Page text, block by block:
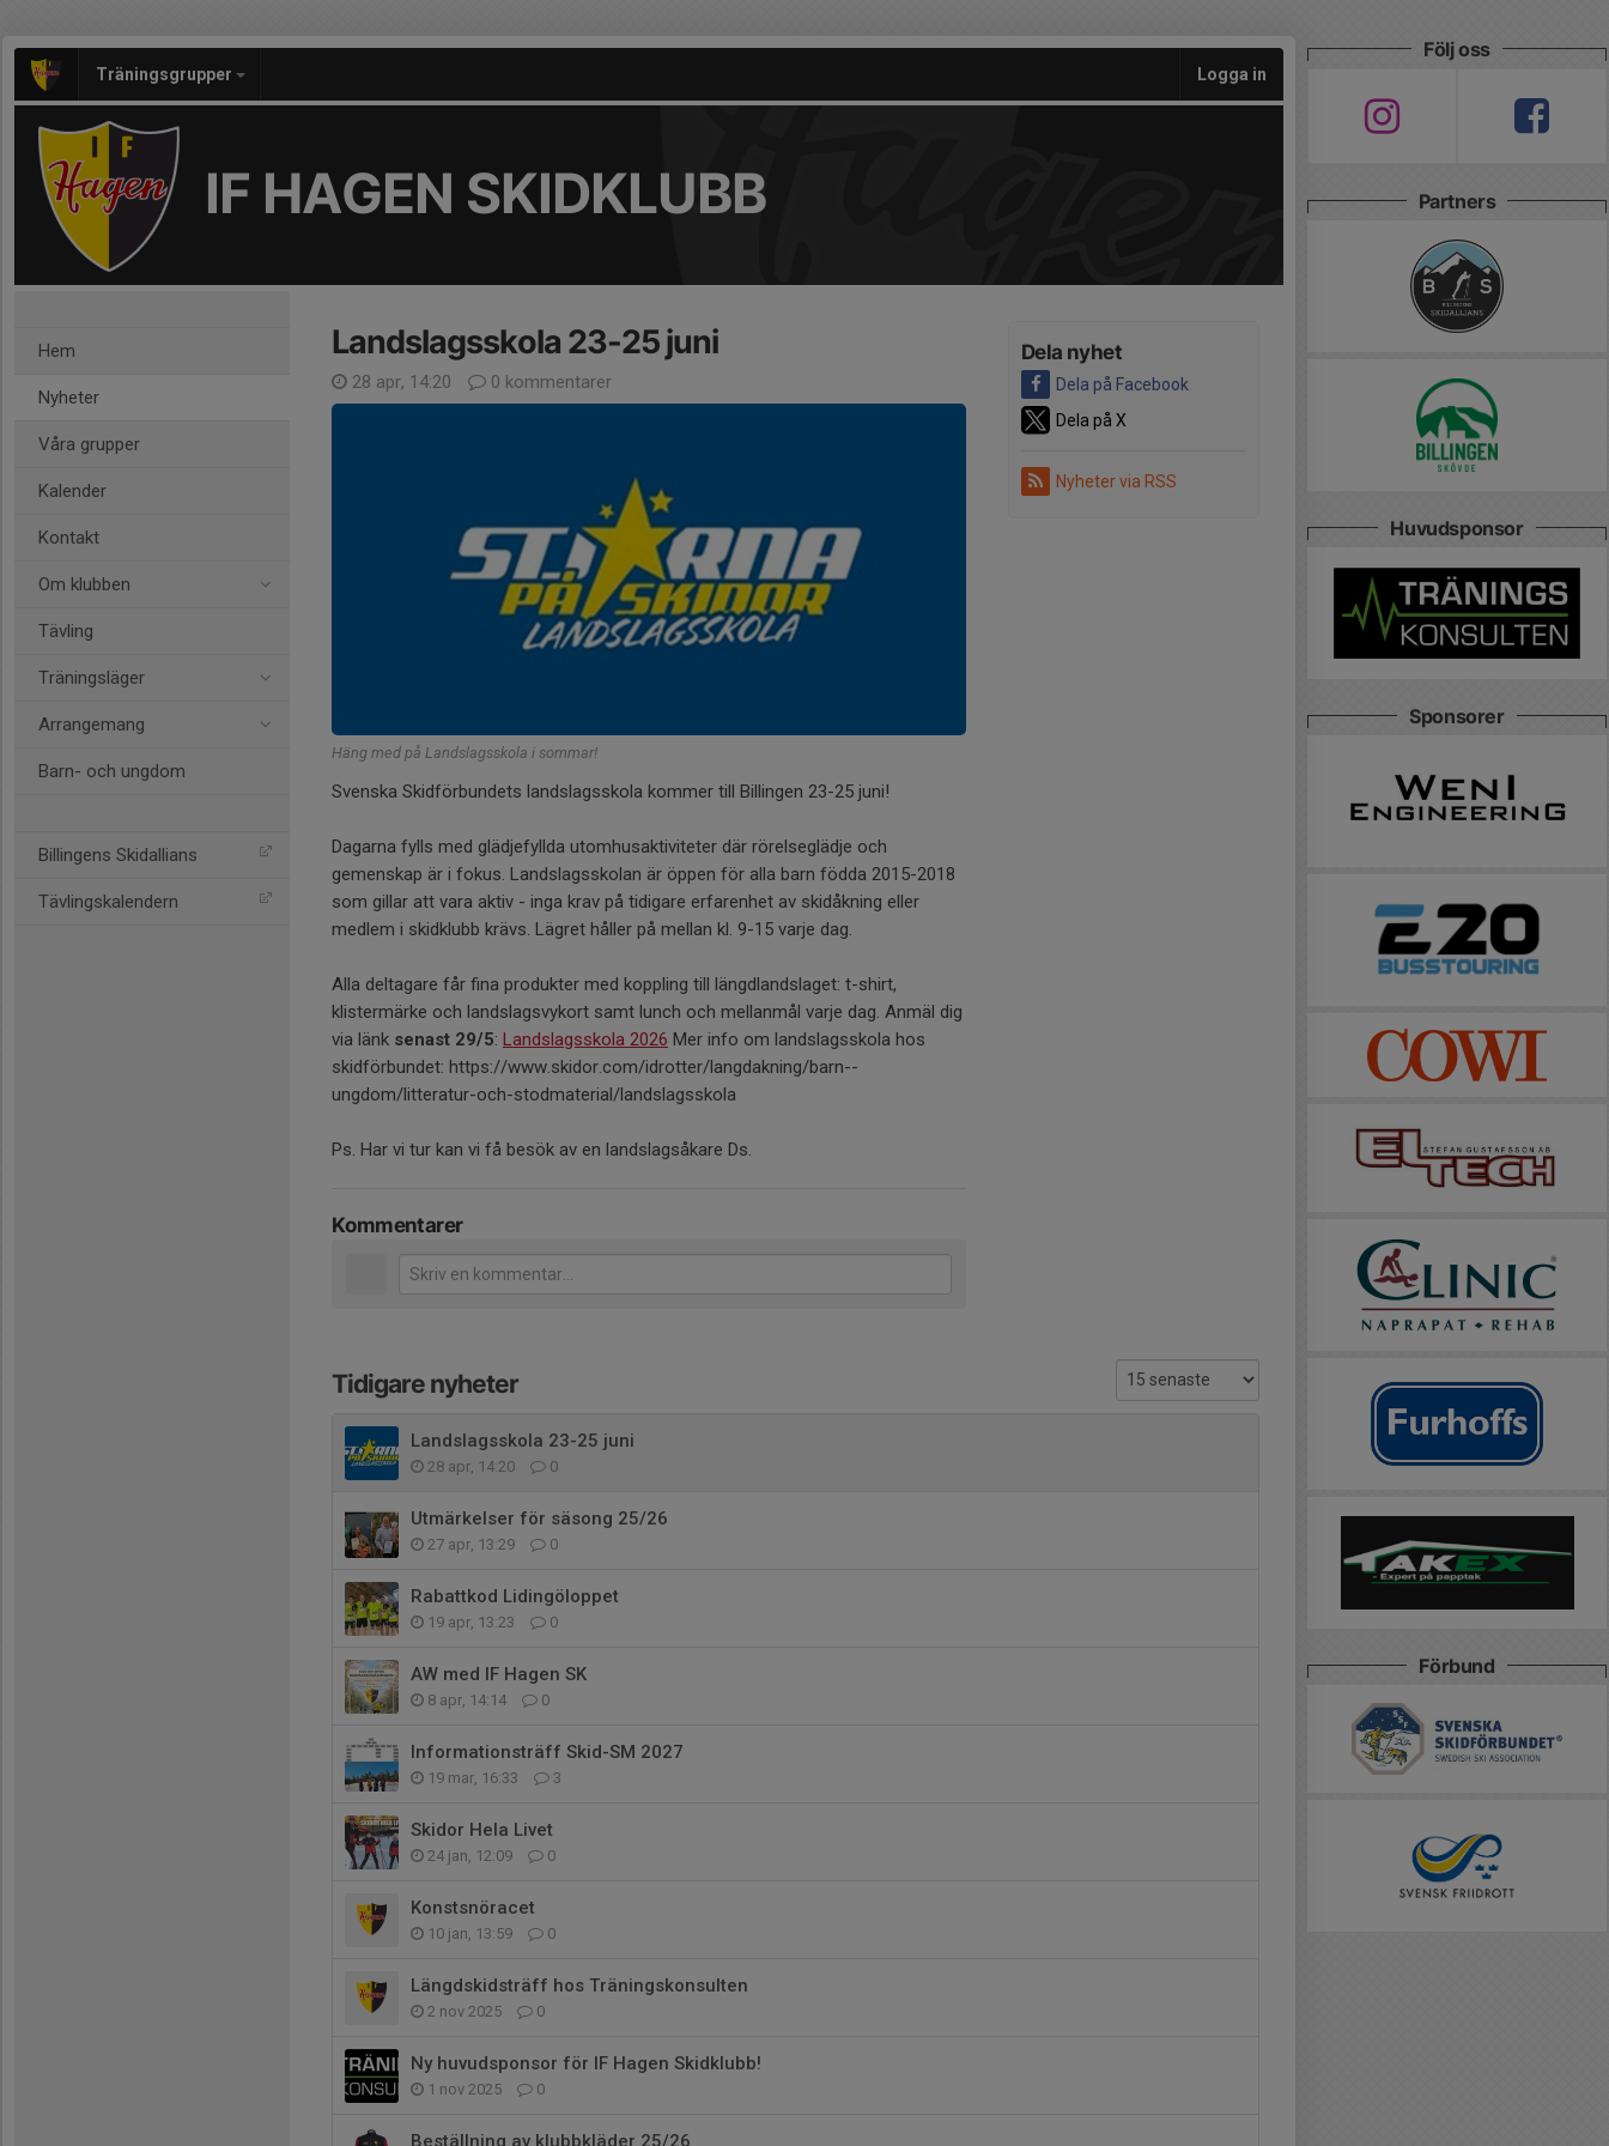
Träningsgrupper Logga in
IF HAGEN SKIDKLUBB
Hem
Nyheter
Våra grupper
Kalender
Kontakt
Om klubben
Tävling
Träningsläger
Arrangemang
Barn- och ungdom
Billingens Skidallians
Tävlingskalendern
Dela nyhet
Dela på Facebook
Dela på X
Nyheter via RSS
Landslagsskola 23-25 juni
28 apr, 14:20 0 kommentarer
Häng med på Landslagsskola i sommar!
Svenska Skidförbundets landslagsskola kommer till Billingen 23-25 juni!
Dagarna fylls med glädjefyllda utomhusaktiviteter där rörelseglädje och
gemenskap är i fokus. Landslagsskolan är öppen för alla barn födda 2015-2018
som gillar att vara aktiv - inga krav på tidigare erfarenhet av skidåkning eller
medlem i skidklubb krävs. Lägret håller på mellan kl. 9-15 varje dag.
Alla deltagare får fina produkter med koppling till längdlandslaget: t-shirt,
klistermärke och landslagsvykort samt lunch och mellanmål varje dag. Anmäl dig
via länk senast 29/5: Landslagsskola 2026 Mer info om landslagsskola hos
skidförbundet: https://www.skidor.com/idrotter/langdakning/barn--
ungdom/litteratur-och-stodmaterial/landslagsskola
Ps. Har vi tur kan vi få besök av en landslagsåkare Ds.
Kommentarer
Tidigare nyheter
Landslagsskola 23-25 juni
28 apr, 14:20 0
Utmärkelser för säsong 25/26
27 apr, 13:29 0
Rabattkod Lidingöloppet
19 apr, 13:23 0
AW med IF Hagen SK
8 apr, 14:14 0
Informationsträff Skid-SM 2027
19 mar, 16:33 3
Skidor Hela Livet
24 jan, 12:09 0
Konstsnöracet
10 jan, 13:59 0
Längdskidsträff hos Träningskonsulten
2 nov 2025 0
Ny huvudsponsor för IF Hagen Skidklubb!
1 nov 2025 0
Beställning av klubbkläder 25/26
Följ oss
Partners
Huvudsponsor
Sponsorer
Förbund